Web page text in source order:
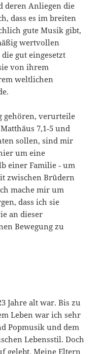
deren Anliegen die
dass es im breiten
gute Musik gibt,
wertvollen
gut eingesetzt
von ihrem
weltlichen
gehören, verurteile
7,1‑5 und
sollen, sind mir
um eine
ei­ner Familie ‑ um
zwischen Brüdern
mache mir um
dass ich sie
an dieser
Bewegung zu
Jahre alt war. Bis zu
Leben war ich sehr
Popmusik und dem
Lebensstil. Doch
gelebt. Meine Eltern